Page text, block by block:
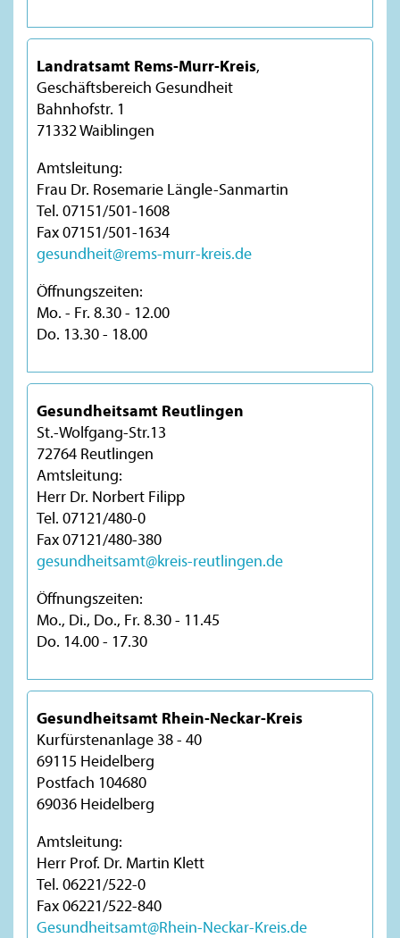
Landratsamt Rems-Murr-Kreis,
Geschäftsbereich Gesundheit
Bahnhofstr. 1
71332 Waiblingen
Amtsleitung:
Frau Dr. Rosemarie Längle-Sanmartin
Tel. 07151/501-1608
Fax 07151/501-1634
gesundheit@rems-murr-kreis.de
Öffnungszeiten:
Mo. - Fr. 8.30 - 12.00
Do. 13.30 - 18.00
Gesundheitsamt Reutlingen
St.-Wolfgang-Str.13
72764 Reutlingen
Amtsleitung:
Herr Dr. Norbert Filipp
Tel. 07121/480-0
Fax 07121/480-380
gesundheitsamt@kreis-reutlingen.de
Öffnungszeiten:
Mo., Di., Do., Fr. 8.30 - 11.45
Do. 14.00 - 17.30
Gesundheitsamt Rhein-Neckar-Kreis
Kurfürstenanlage 38 - 40
69115 Heidelberg
Postfach 104680
69036 Heidelberg
Amtsleitung:
Herr Prof. Dr. Martin Klett
Tel. 06221/522-0
Fax 06221/522-840
Gesundheitsamt@Rhein-Neckar-Kreis.de